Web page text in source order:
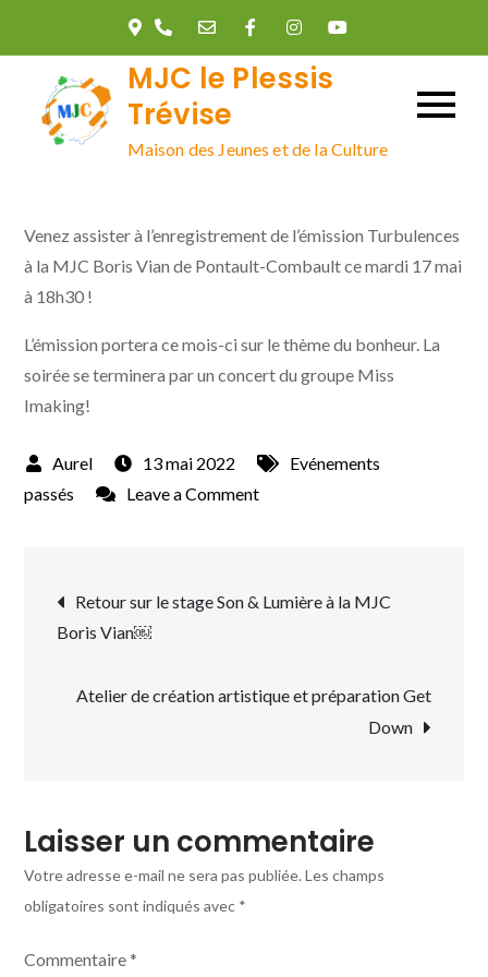
MJC le Plessis
Trévise
Maison des Jeunes et de la Culture
Venez assister à l’enregistrement de l’émission Turbulences
à la MJC Boris Vian de Pontault-Combault ce mardi 17 mai
à 18h30 !
L’émission portera ce mois-ci sur le thème du bonheur. La
soirée se terminera par un concert du groupe Miss
Imaking!
13 mai 2022
Evénements
passés
Leave a Commenton
et
dans
Navigation
de
l’article
Retour sur le stage Son & Lumière à la MJC
Boris Vian￼
Atelier de création artistique et préparation Get
Down
Laisser un commentaire
Votre adresse e-mail ne sera pas publiée. Les champs
obligatoires sont indiqués avec *
Commentaire*